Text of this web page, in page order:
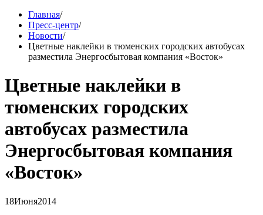
Главная/
Пресс-центр/
Новости/
Цветные наклейки в тюменских городских автобусах
разместила Энергосбытовая компания «Восток»
Цветные наклейки в
тюменских городских
автобусах разместила
Энергосбытовая компания
«Восток»
18Июня2014